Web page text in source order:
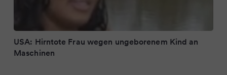
USA: Hirntote Frau wegen ungeborenem Kind an
Maschinen